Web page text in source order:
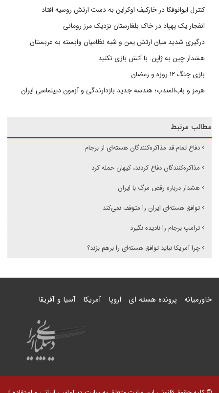
کنترل ایوانوفکا در خارکیف اوکراین به دست ارتش روسیه افتاد
انفجار یک پهپاد در خاک بلغارستان نزدیک مرز رومانی
درگیری شدید میان ارتش یمن و شبه نظامیان وابسته به عربستان
هشدار چین به ژاپن: با آتش بازی نکنید
بازی جنگ ۱۲ روزه و رمضان
هرمز و باب‌المندب؛ هندسه جدید بازدارندگی و آزمون دیپلماسی ایران
مطالب مرتبط
دفاع تمام قد مذاکره‌کنندگان هسته‌ای از برجام
مذاکره‌کنندگان دفاع کردند، کیهان حمله کرد
هشدار درباره رقص مرگ با ایران
توافق هسته‌ای ایران را متوقف نمی‌کند
ترامپ برجام را نادیده نگیرد
چرا آمریکا نباید توافق هسته‌ای را برهم بزند؟
خاورمیانه پرونده هسته ای اروپا آمریکا آسیا و آفریقا